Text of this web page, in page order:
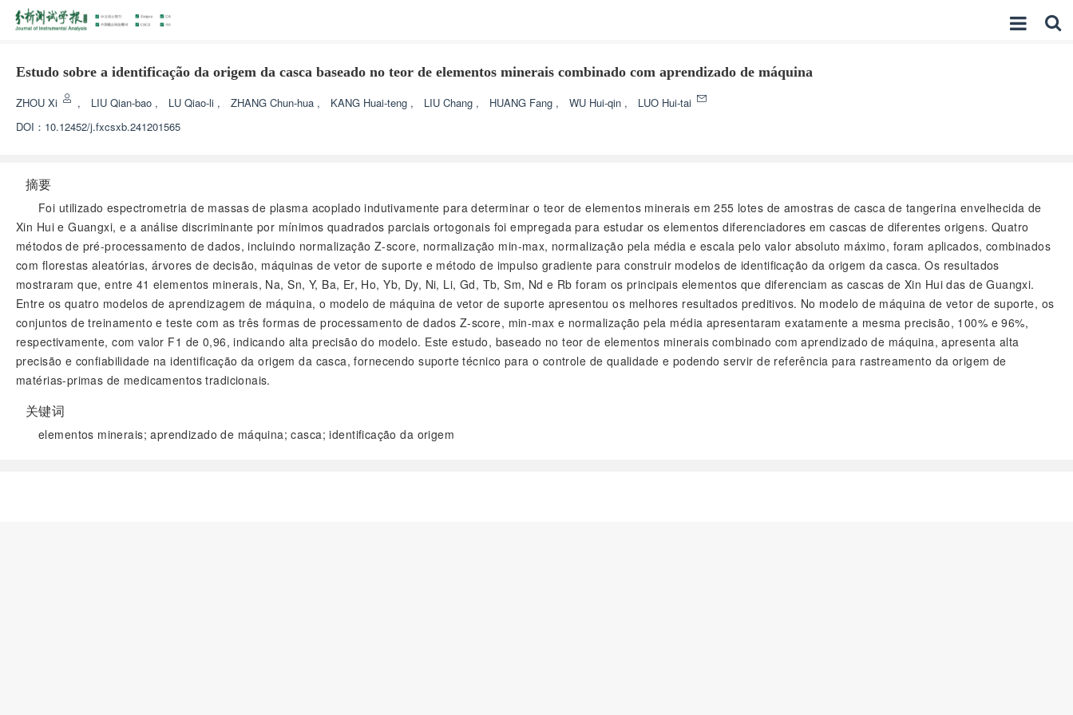
Estudo sobre a identificação da origem da casca baseado no teor de elementos minerais combinado com aprendizado de máquina
ZHOU Xi , LIU Qian-bao , LU Qiao-li , ZHANG Chun-hua , KANG Huai-teng , LIU Chang , HUANG Fang , WU Hui-qin ,
LUO Hui-tai
DOI： 10.12452/j.fxcsxb.241201565
摘要
Foi utilizado espectrometria de massas de plasma acoplado indutivamente para determinar o teor de elementos minerais em 255 lotes de amostras de casca de tangerina envelhecida de
Xin Hui e Guangxi, e a análise discriminante por mínimos quadrados parciais ortogonais foi empregada para estudar os elementos diferenciadores em cascas de diferentes origens. Quatro
métodos de pré-processamento de dados, incluindo normalização Z-score, normalização min-max, normalização pela média e escala pelo valor absoluto máximo, foram aplicados, combinados
com florestas aleatórias, árvores de decisão, máquinas de vetor de suporte e método de impulso gradiente para construir modelos de identificação da origem da casca. Os resultados
mostraram que, entre 41 elementos minerais, Na, Sn, Y, Ba, Er, Ho, Yb, Dy, Ni, Li, Gd, Tb, Sm, Nd e Rb foram os principais elementos que diferenciam as cascas de Xin Hui das de Guangxi.
Entre os quatro modelos de aprendizagem de máquina, o modelo de máquina de vetor de suporte apresentou os melhores resultados preditivos. No modelo de máquina de vetor de suporte, os
conjuntos de treinamento e teste com as três formas de processamento de dados Z-score, min-max e normalização pela média apresentaram exatamente a mesma precisão, 100% e 96%,
respectivamente, com valor F1 de 0,96, indicando alta precisão do modelo. Este estudo, baseado no teor de elementos minerais combinado com aprendizado de máquina, apresenta alta
precisão e confiabilidade na identificação da origem da casca, fornecendo suporte técnico para o controle de qualidade e podendo servir de referência para rastreamento da origem de
matérias-primas de medicamentos tradicionais.
关键词
elementos minerais; aprendizado de máquina; casca; identificação da origem